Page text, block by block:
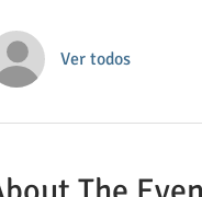
Ver todos